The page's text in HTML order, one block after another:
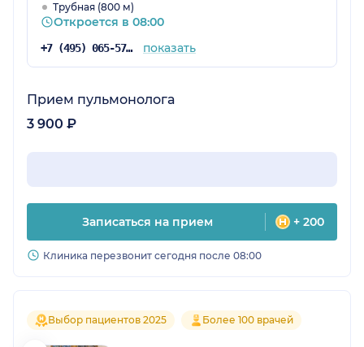
Трубная (800 м)
Откроется в 08:00
+7 (495) 065-57-73 показать
Прием пульмонолога
3 900 ₽
Записаться на прием + 200
Клиника перезвонит сегодня после 08:00
Выбор пациентов 2025 Более 100 врачей